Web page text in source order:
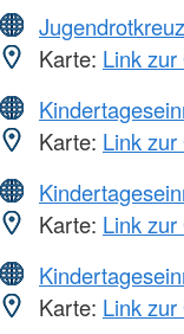
Jugendrotkreuz
Karte: Link
Karte: Link
Karte: Link
Karte: Link